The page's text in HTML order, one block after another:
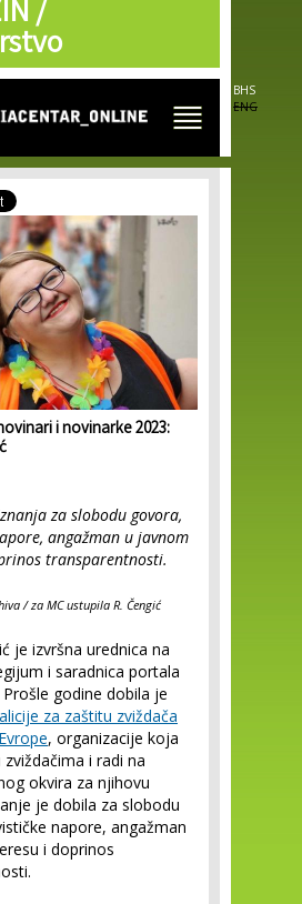
to /
BHS
ENG
i novinarke 2023:
za slobodu govora,
angažman u javnom
transparentnosti.
/ za MC ustupila R. Čengić
je izvršna urednica na
i saradnica portala
godine dobila je
za zaštitu zviždača
, organizacije koja
i radi na
okvira za njihovu
je dobila za slobodu
napore, angažman
i doprinos